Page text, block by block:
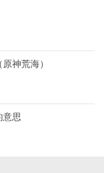
神荒海）
意思